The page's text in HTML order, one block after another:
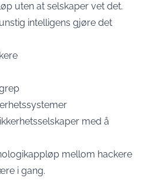
uten at selskaper vet det.
intelligens gjøre det
med å
mellom hackere
i gang.